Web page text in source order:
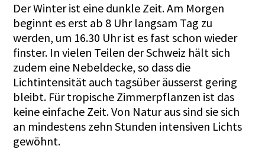
Der Winter ist eine dunkle Zeit. Am Morgen
beginnt es erst ab 8 Uhr langsam Tag zu
werden, um 16.30 Uhr ist es fast schon wieder
finster. In vielen Teilen der Schweiz hält sich
zudem eine Nebeldecke, so dass die
Lichtintensität auch tagsüber äusserst gering
bleibt. Für tropische Zimmerpflanzen ist das
keine einfache Zeit. Von Natur aus sind sie sich
an mindestens zehn Stunden intensiven Lichts
gewöhnt.